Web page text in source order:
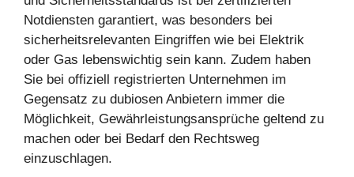
Notdiensten garantiert, was besonders bei
sicherheitsrelevanten Eingriffen wie bei Elektrik
oder Gas lebenswichtig sein kann. Zudem haben
Sie bei offiziell registrierten Unternehmen im
Gegensatz zu dubiosen Anbietern immer die
Möglichkeit, Gewährleistungsansprüche geltend zu
machen oder bei Bedarf den Rechtsweg
einzuschlagen.